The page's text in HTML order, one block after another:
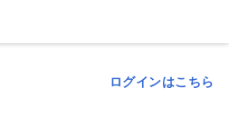
ログインはこちら